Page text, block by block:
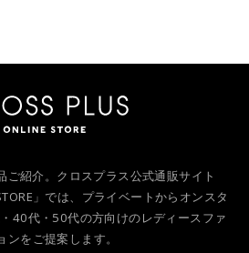
紹介。クロスプラス公式通販サイト
」では、プライベートからオンスタ
40代・50代の方向けのレディースファ
ンをご提案します。